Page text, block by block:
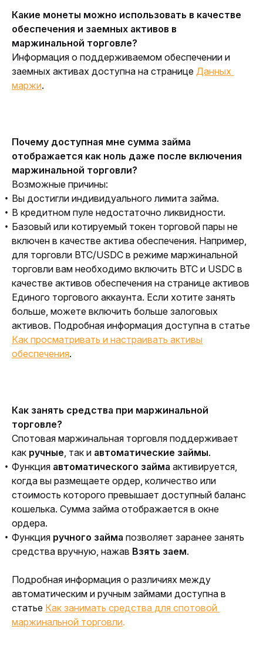
Какие монеты можно использовать в качестве
маржинальной торговле?
Информация о поддерживаемом обеспечении и
заемных активах доступна на странице Данных
маржи.
Почему доступная мне сумма займа
отображается как ноль даже после включения
маржинальной торговли?
Возможные причины:
Вы достигли индивидуального лимита займа.
В кредитном пуле недостаточно ликвидности.
Базовый или котируемый токен торговой пары не
включен в качестве актива обеспечения. Например,
для торговли BTC/USDC в режиме маржинальной
торговли вам необходимо включить BTC и USDC в
качестве активов обеспечения на странице активов
Единого торгового аккаунта. Если хотите занять
больше, можете включить больше залоговых
активов. Подробная информация доступна в статье
Как просматривать и настраивать активы
обеспечения.
Как занять средства при маржинальной
торговле?
Спотовая маржинальная торговля поддерживает
как ручные, так и автоматические займы.
Функция автоматического займа активируется,
когда вы размещаете ордер, количество или
стоимость которого превышает доступный баланс
кошелька. Сумма займа отображается в окне
ордера.
Функция ручного займа позволяет заранее занять
средства вручную, нажав Взять заем.
Подробная информация о различиях между
автоматическим и ручным займами доступна в
статье Как занимать средства для спотовой
маржинальной торговли.